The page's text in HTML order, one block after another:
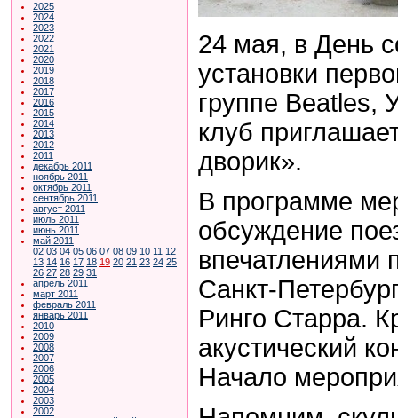
2025
2024
2023
2022
2021
2020
2019
2018
2017
2016
2015
2014
2013
2012
2011
декабрь 2011
ноябрь 2011
октябрь 2011
сентябрь 2011
август 2011
июль 2011
июнь 2011
май 2011
02 03 04 05 06 07 08 09 10 11 12
13 14 16 17 18 19 20 21 23 24 25
26 27 28 29 31
апрель 2011
март 2011
февраль 2011
январь 2011
2010
2009
2008
2007
2006
2005
2004
2003
2002
24 мая, в День
установки
группе Beatles,
клуб
дворик».
В программе
обсуждение
впечатлениями
Санкт-
Ринго Старра.
акустический
Начало